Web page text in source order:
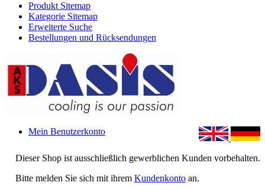
Produkt Sitemap
Kategorie Sitemap
Erweiterte Suche
Bestellungen und Rücksendungen
Dieser Shop ist ausschließlich gewerblichen Kunden vorbehalten.
Bitte melden Sie sich mit ihrem Kundenkonto an.
Mein Benutzerkonto